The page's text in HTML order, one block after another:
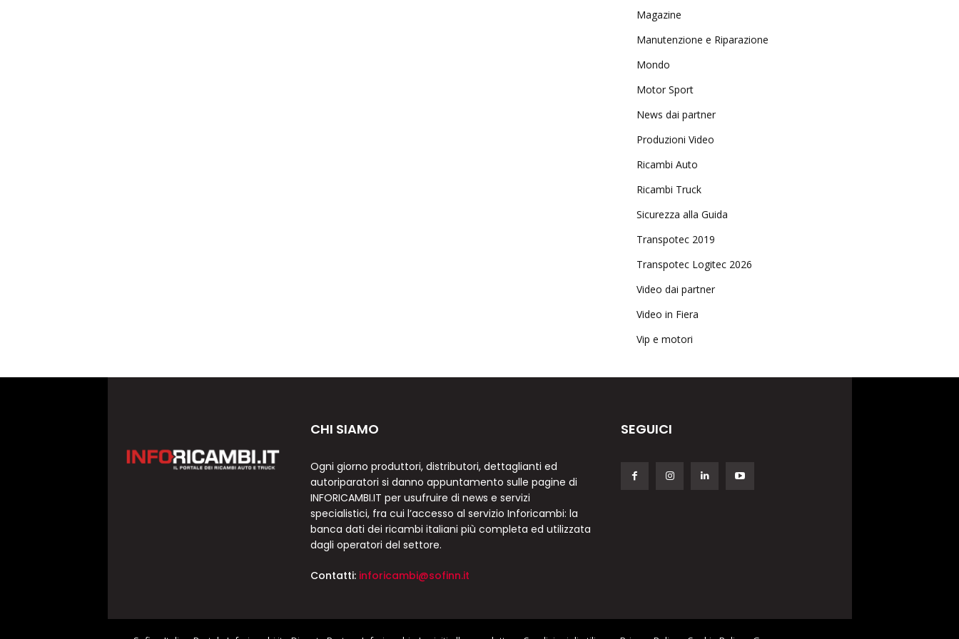
Magazine
Manutenzione e Riparazione
Mondo
Motor Sport
News dai partner
Produzioni Video
Ricambi Auto
Ricambi Truck
Sicurezza alla Guida
Transpotec 2019
Transpotec Logitec 2026
Video dai partner
Video in Fiera
Vip e motori
CHI SIAMO
Ogni giorno produttori, distributori, dettaglianti ed
autoriparatori si danno appuntamento sulle pagine di
INFORICAMBI.IT per usufruire di news e servizi
specialistici, fra cui l’accesso al servizio Inforicambi: la
banca dati dei ricambi italiani più completa ed utilizzata
dagli operatori del settore.
Contatti: inforicambi@sofinn.it
SEGUICI